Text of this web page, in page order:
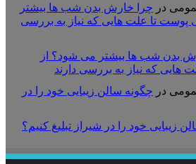
در چرا خارش بدن شب ها بیشتر
تا علت هایی که نیاز به بررسی
شب ها بیشتر می شود؟ از
که نیاز به بررسی دارند
در چگونه سالن زیبایی خود را در
خود را در شیراز تبلیغ کنیم؟